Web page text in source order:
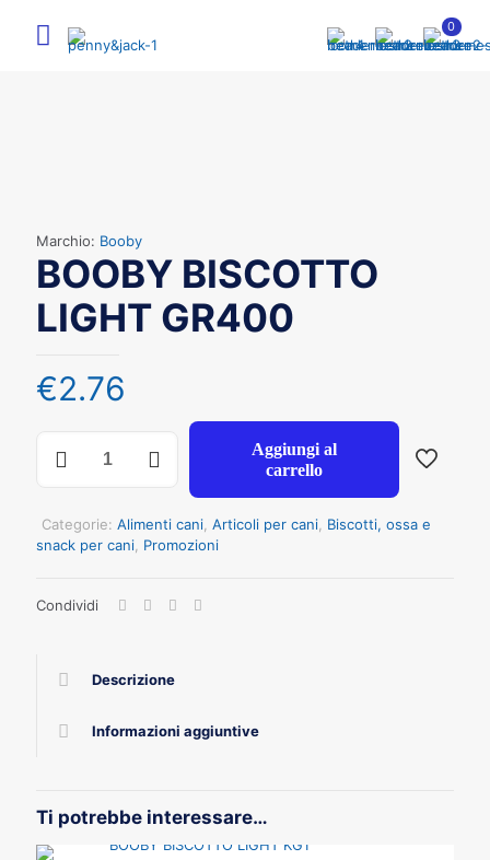
0
Marchio: Booby
BOOBY BISCOTTO
LIGHT GR400
€2.76
BISCOTTO
quantità
Aggiungi al
carrello
Categorie: Alimenti cani Articoli per cani Biscotti, ossa e
snack per cani Promozioni
Condividi
Descrizione
Informazioni aggiuntive
Ti potrebbe interessare…